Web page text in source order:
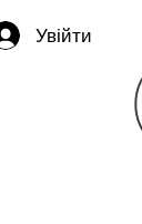
Увійти